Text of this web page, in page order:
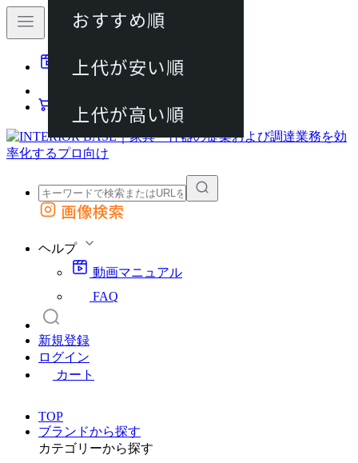
動画マニュアル
カート
外部サイトの商品をカートに追加
画像検索
ヘルプ
動画マニュアル
FAQ
新規登録
ログイン
カート
TOP
ブランドから探す
カテゴリーから探す
おすすめ順
上代が安い順
上代が高い順